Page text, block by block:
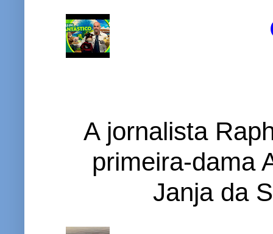
A jornalista
primeira-dama
Janja da